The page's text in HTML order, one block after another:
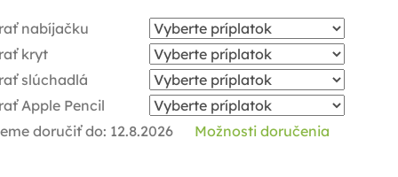
nabíjačku
kryt
slúchadlá
Apple Pencil
doručiť do: 12.8.2026 Možnosti doručenia